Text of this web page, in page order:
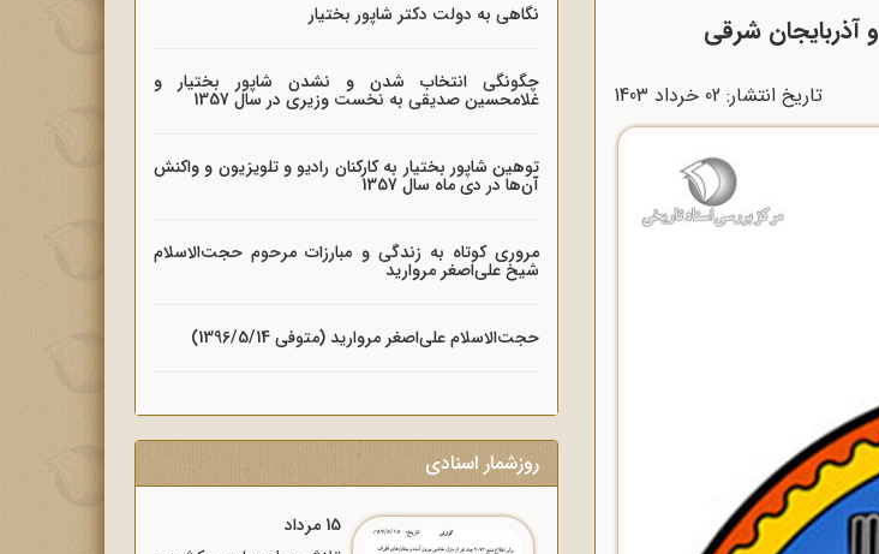
آذربایجان شرقی
تاریخ انتشار: 02 خرداد 1403
نگاهی به دولت دکتر شاپور بختیار
چگونگی انتخاب شدن و نشدن شاپور بختیار و
غلامحسین صدیقی به نخست وزیری در سال 1357
توهین شاپور بختیار به کارکنان رادیو و تلویزیون و واکنش
آن‌ها در دی ماه سال 1357
مروری کوتاه به زندگی و مبارزات مرحوم حجت‌الاسلام
شیخ علی‌اصغر مروارید
حجت‌الاسلام علی‌اصغر مروارید (متوفی 1396/5/14)
روزشمار اسنادی
15 مرداد